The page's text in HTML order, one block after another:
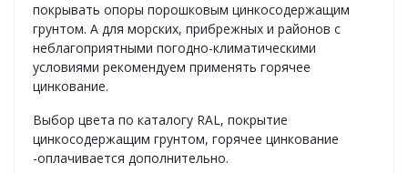
покрывать опоры порошковым цинкосодержащим
грунтом. А для морских, прибрежных и районов с
неблагоприятными погодно-климатическими
условиями рекомендуем применять горячее
цинкование.
Выбор цвета по каталогу RAL, покрытие
цинкосодержащим грунтом, горячее цинкование
-оплачивается дополнительно.